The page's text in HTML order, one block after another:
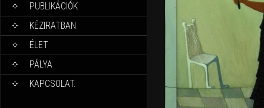
PUBLIKÁCIÓK
KÉZIRATBAN
ÉLET
PÁLYA
KAPCSOLAT.